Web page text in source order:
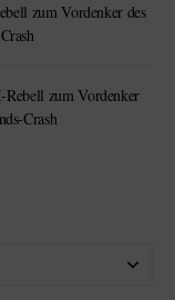
zum Vordenker des
zum Vordenker
Crash